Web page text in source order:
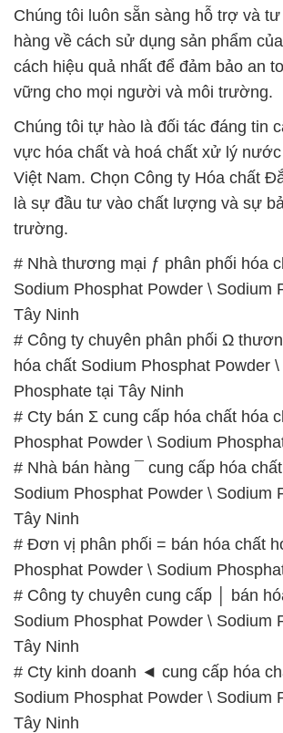
Chúng tôi luôn sẵn sàng hỗ trợ và
hàng về cách sử dụng sản phẩm
cách hiệu quả nhất để đảm bảo an
vững cho mọi người và môi trường.
Chúng tôi tự hào là đối tác đáng tin
vực hóa chất và hoá chất xử lý
Việt Nam. Chọn Công ty Hóa chất
là sự đầu tư vào chất lượng và sự
trường.
# Nhà thương mại ƒ phân phối hóa
Sodium Phosphat Powder \ Sodium
Tây Ninh
# Công ty chuyên phân phối Ω
hóa chất Sodium Phosphat Powder
Phosphate tại Tây Ninh
# Cty bán Σ cung cấp hóa chất hóa
Phosphat Powder \ Sodium
# Nhà bán hàng ¯ cung cấp hóa
Sodium Phosphat Powder \ Sodium
Tây Ninh
# Đơn vị phân phối = bán hóa chất
Phosphat Powder \ Sodium
# Công ty chuyên cung cấp │ bán
Sodium Phosphat Powder \ Sodium
Tây Ninh
# Cty kinh doanh ◄ cung cấp hóa
Sodium Phosphat Powder \ Sodium
Tây Ninh